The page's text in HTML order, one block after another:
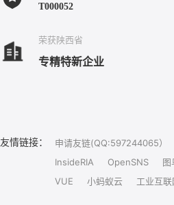
T000052
荣获陕西省
专精特新企业
友情链接： 申请友链(QQ:597244065）
InsideRIA
OpenSNS 图
VUE
小蚂蚁云 工业互联